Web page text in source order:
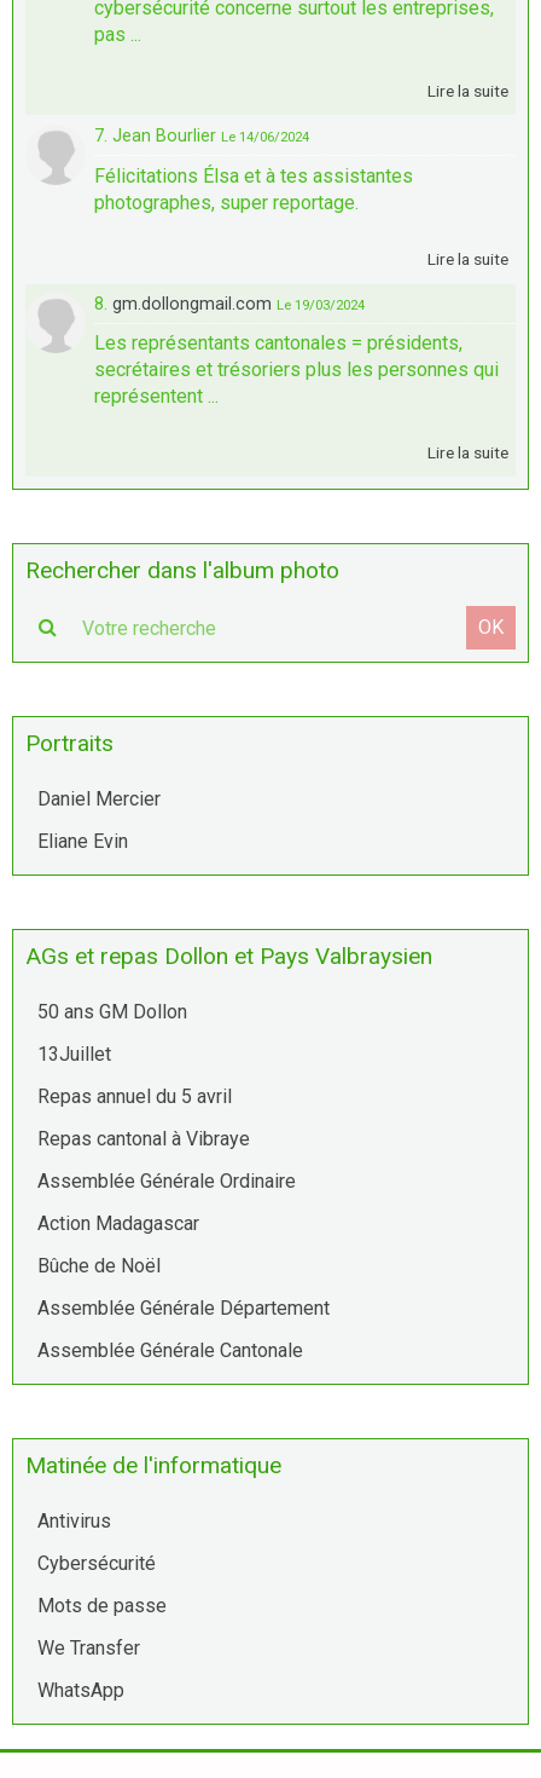
cybersécurité concerne surtout les entreprises,
pas ...
Lire la suite
7. Jean Bourlier Le 14/06/2024
Félicitations Élsa et à tes assistantes
photographes, super reportage.
Lire la suite
8. gm.dollongmail.com Le 19/03/2024
Les représentants cantonales = présidents,
secrétaires et trésoriers plus les personnes qui
représentent ...
Lire la suite
Rechercher dans l'album photo
OK
Portraits
Daniel Mercier
Eliane Evin
AGs et repas Dollon et Pays Valbraysien
50 ans GM Dollon
13Juillet
Repas annuel du 5 avril
Repas cantonal à Vibraye
Assemblée Générale Ordinaire
Action Madagascar
Bûche de Noël
Assemblée Générale Département
Assemblée Générale Cantonale
Matinée de l'informatique
Antivirus
Cybersécurité
Mots de passe
We Transfer
WhatsApp